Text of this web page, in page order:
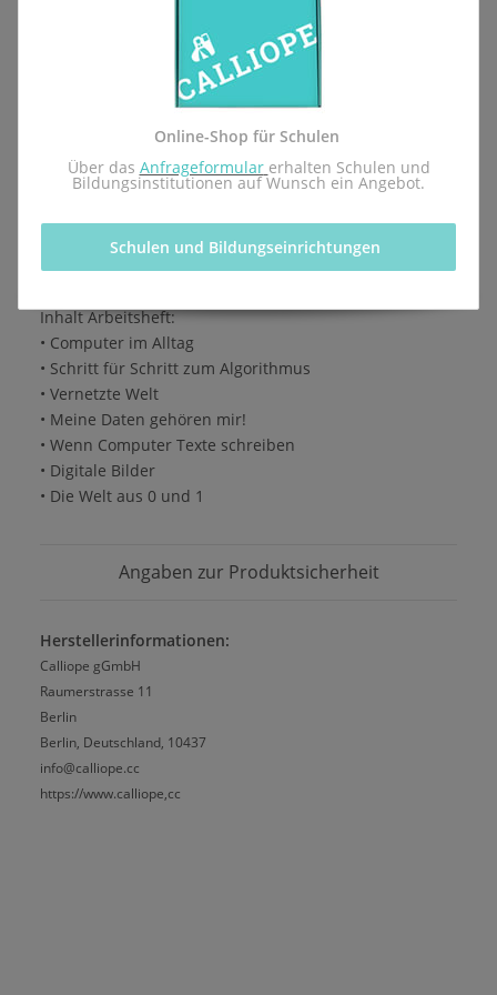
Lernmittel - Arbeitsheft für die Einführung des
Pflichtfachs Informatik des pädagogischen
Landesinstituts Rheinland-Pfalz.
mit dem Redaktionsteam inf-schule.de, insbesondere
Daniel Stockhausen, Niko Markus, Michèle Keller-
Buttell, Thomas Karp, Dr. Ulla Diewald, Christian Heinz,
Oliver Wendenburg
1. Auflage, 1. Druck 2026
ISBN 978-3-9825596-4-3
Inhalt Arbeitsheft:
• Computer im Alltag
• Schritt für Schritt zum Algorithmus
• Vernetzte Welt
• Meine Daten gehören mir!
• Wenn Computer Texte schreiben
• Digitale Bilder
• Die Welt aus 0 und 1
Angaben zur Produktsicherheit
Herstellerinformationen:
Calliope gGmbH
Raumerstrasse 11
Berlin
Berlin, Deutschland, 10437
info@calliope.cc
https://www.calliope,cc
Online-Shop für Schulen
Über das Anfrageformular erhalten Schulen und
Bildungsinstitutionen auf Wunsch ein Angebot.
Schulen und Bildungseinrichtungen